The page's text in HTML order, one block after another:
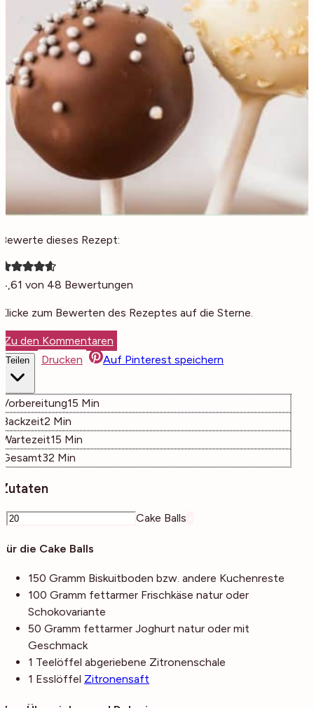
Bewerte dieses Rezept:
4,61 von 48 Bewertungen
Klicke zum Bewerten des Rezeptes auf die Sterne.
Zu den Kommentaren
Teilen Drucken Auf Pinterest speichern
Vorbereitung15 Minuten
Min
Backzeit2 Minuten
Min
Wartezeit15 Minuten
Min
Gesamt32 Minuten
Min
Zutaten
Cake Balls
Für die Cake Balls
150 Gramm Biskuitboden bzw. andere Kuchenreste
100 Gramm fettarmer Frischkäse natur oder
Schokovariante
50 Gramm fettarmer Joghurt natur oder mit
Geschmack
1 Teelöffel abgeriebene Zitronenschale
1 Esslöffel Zitronensaft